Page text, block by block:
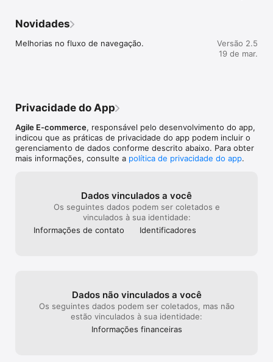
Novidades
Melhorias no fluxo de navegação.
Versão 2.5
19 de mar.
Privacidade do App
Agile E-commerce, responsável pelo desenvolvimento do app,
indicou que as práticas de privacidade do app podem incluir o
gerenciamento de dados conforme descrito abaixo. Para obter
mais informações, consulte a política de privacidade do app.
Dados vinculados a você
Os seguintes dados podem ser coletados e
vinculados à sua identidade:
Informações de contato
Identificado­res
Dados não vinculados a você
Os seguintes dados podem ser coletados, mas não
estão vinculados à sua identidade:
Informações financeiras